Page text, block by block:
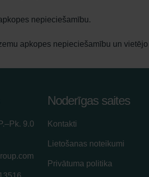
nepieciešamību.
apkopes nepieciešamību un
9.0
Noderīgas saites
Kontakti
Lietošanas noteikumi
Privātuma politika